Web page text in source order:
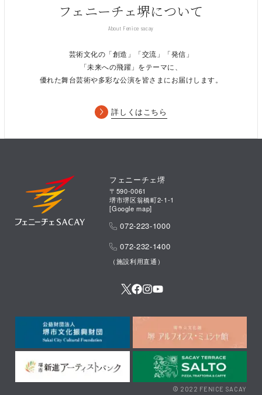
フェニーチェ堺について
About Fenice sacay
芸術文化の「創造」「交流」「発信」
「未来への飛躍」をテーマに、
優れた舞台芸術や多彩な公演を皆さまにお届けします。
詳しくはこちら
フェニーチェ堺
〒590-0061
堺市堺区翁橋町2-1-1
[Google map]
072-223-1000
072-232-1400
（施設利用直通）
© 2022 FENICE SACAY